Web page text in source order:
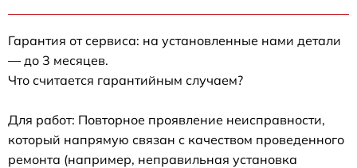
Гарантия от сервиса: на установленные нами детали
— до 3 месяцев.
Что считается гарантийным случаем?
Для работ: Повторное проявление неисправности,
который напрямую связан с качеством проведенного
ремонта (например, неправильная установка